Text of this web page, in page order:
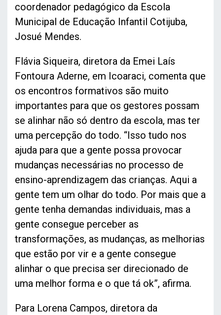
coordenador pedagógico da Escola
Municipal de Educação Infantil Cotijuba,
Josué Mendes.
Flávia Siqueira, diretora da Emei Laís
Fontoura Aderne, em Icoaraci, comenta que
os encontros formativos são muito
importantes para que os gestores possam
se alinhar não só dentro da escola, mas ter
uma percepção do todo. “Isso tudo nos
ajuda para que a gente possa provocar
mudanças necessárias no processo de
ensino-aprendizagem das crianças. Aqui a
gente tem um olhar do todo. Por mais que a
gente tenha demandas individuais, mas a
gente consegue perceber as
transformações, as mudanças, as melhorias
que estão por vir e a gente consegue
alinhar o que precisa ser direcionado de
uma melhor forma e o que tá ok”, afirma.
Para Lorena Campos, diretora da